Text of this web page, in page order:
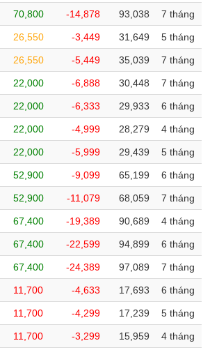
70,800 -14,878 93,038 7 tháng
26,550 -3,449 31,649 5 tháng
26,550 -5,449 35,039 7 tháng
22,000 -6,888 30,448 7 tháng
22,000 -6,333 29,933 6 tháng
22,000 -4,999 28,279 4 tháng
22,000 -5,999 29,439 5 tháng
52,900 -9,099 65,199 6 tháng
52,900 -11,079 68,059 7 tháng
67,400 -19,389 90,689 4 tháng
67,400 -22,599 94,899 6 tháng
67,400 -24,389 97,089 7 tháng
11,700 -4,633 17,693 6 tháng
11,700 -4,299 17,239 5 tháng
11,700 -3,299 15,959 4 tháng